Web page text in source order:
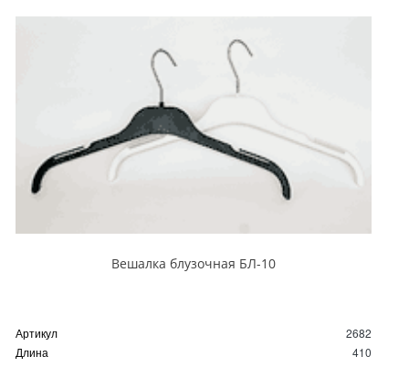
Вешалка блузочная БЛ-10
Артикул
2682
Длина
410